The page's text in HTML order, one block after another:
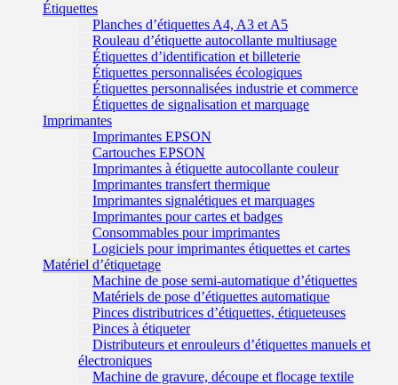
Étiquettes
Planches d’étiquettes A4, A3 et A5
Rouleau d’étiquette autocollante multiusage
Étiquettes d’identification et billeterie
Étiquettes personnalisées écologiques
Étiquettes personnalisées industrie et commerce
Étiquettes de signalisation et marquage
Imprimantes
Imprimantes EPSON
Cartouches EPSON
Imprimantes à étiquette autocollante couleur
Imprimantes transfert thermique
Imprimantes signalétiques et marquages
Imprimantes pour cartes et badges
Consommables pour imprimantes
Logiciels pour imprimantes étiquettes et cartes
Matériel d’étiquetage
Machine de pose semi-automatique d’étiquettes
Matériels de pose d’étiquettes automatique
Pinces distributrices d’étiquettes, étiqueteuses
Pinces à étiqueter
Distributeurs et enrouleurs d’étiquettes manuels et
électroniques
Machine de gravure, découpe et flocage textile